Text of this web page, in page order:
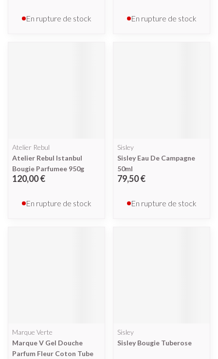
En rupture de stock En rupture de stock
Atelier Rebul
Atelier Rebul Istanbul
Bougie Parfumee 950g
120,00 €
En rupture de stock
Sisley
Sisley Eau De Campagne
50ml
79,50 €
En rupture de stock
Marque Verte
Marque V Gel Douche
Parfum Fleur Coton Tube
Sisley
Sisley Bougie Tuberose